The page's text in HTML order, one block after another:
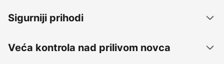
Sigurniji prihodi
Veća kontrola nad prilivom novca